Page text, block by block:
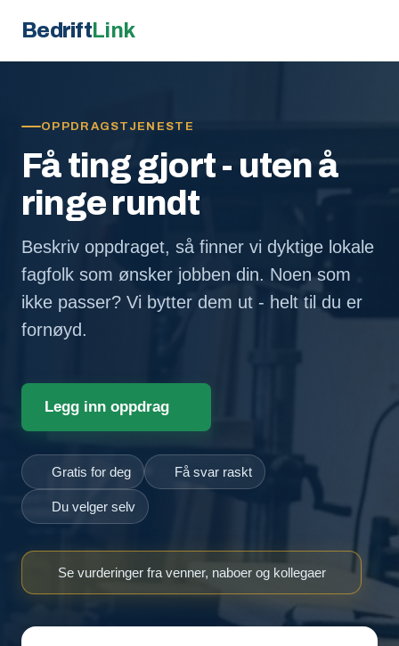
BedriftLink
OPPDRAGSTJENESTE
Få ting gjort - uten å
ringe rundt
Beskriv oppdraget, så finner vi dyktige lokale
fagfolk som ønsker jobben din. Noen som
ikke passer? Vi bytter dem ut - helt til du er
fornøyd.
Legg inn oppdrag
Gratis for deg Få svar raskt
Du velger selv
Se vurderinger fra venner, naboer og kollegaer